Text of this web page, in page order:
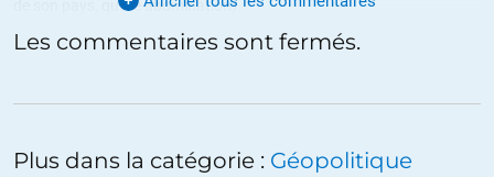
de son pays, quelle abomination).
Et que la « guerre contre le terrorisme » avait ciblé l’Afghanistan non
n’avaient pas respecté leur parole qui permettait de court-circuiter les
Les commentaires sont fermés.
Plus dans la catégorie : Géopolitique